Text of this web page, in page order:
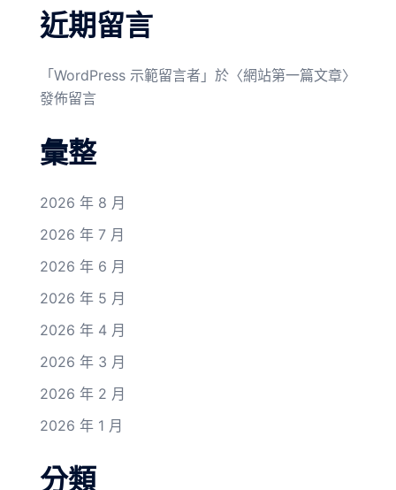
近期留言
「 WordPress 示範留言者 」於〈網站第一篇文章〉
發佈留言
彙整
2026 年 8 月
2026 年 7 月
2026 年 6 月
2026 年 5 月
2026 年 4 月
2026 年 3 月
2026 年 2 月
2026 年 1 月
分類